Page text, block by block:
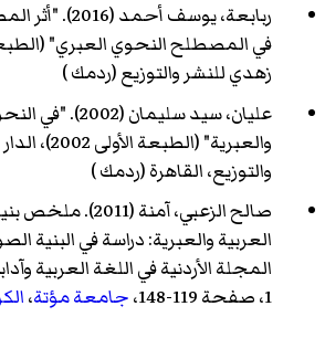
ربابعة، يوسف
زهدي للنشر والتوزيع (ردمك)
عليان، سيد
والعبرية"
والتوزيع، القاهرة (ردمك)
صالح الزعبي، آمنة
العربية والعبرية: دراسة في البنية
المجلة الأردنية في اللغة العربية
1، صفحة 119-148،
جامعة مؤتة،